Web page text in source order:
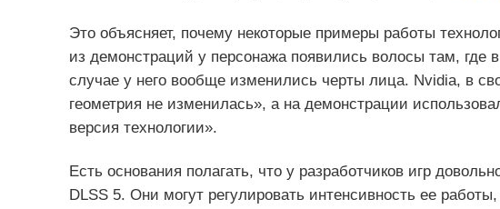
Это объясняет, почему некоторые примеры работы
из демонстраций у персонажа появились волосы там, где
случае у него вообще изменились черты лица. Nvidia, в
геометрия не изменилась», а на демонстрации
версия технологии».
Есть основания полагать, что у разработчиков игр
DLSS 5. Они могут регулировать интенсивность ее